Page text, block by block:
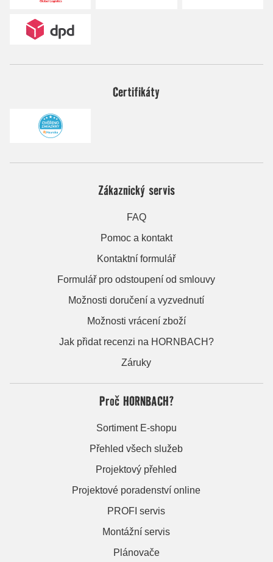
Certifikáty
Zákaznický servis
FAQ
Pomoc a kontakt
Kontaktní formulář
Formulář pro odstoupení od smlouvy
Možnosti doručení a vyzvednutí
Možnosti vrácení zboží
Jak přidat recenzi na HORNBACH?
Záruky
Proč HORNBACH?
Sortiment E-shopu
Přehled všech služeb
Projektový přehled
Projektové poradenství online
PROFI servis
Montážní servis
Plánovače